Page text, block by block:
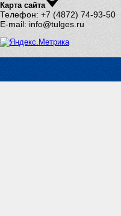
Карта сайта
Телефон: +7 (4872) 74-93-50
E-mail: info@tulges.ru